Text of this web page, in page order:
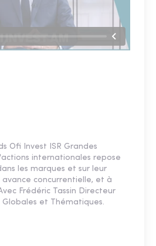
Ofi Invest ISR Grandes
internationales repose
les marques et sur leur
concurrentielle, et à
Frédéric Tassin Directeur
Globales et Thématiques.